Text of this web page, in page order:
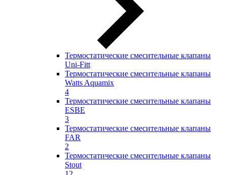
Термостатические смесительные клапаны
Uni-Fitt
Термостатические смесительные клапаны
Watts Aquamix
4
Термостатические смесительные клапаны
ESBE
3
Термостатические смесительные клапаны
FAR
2
Термостатические смесительные клапаны
Stout